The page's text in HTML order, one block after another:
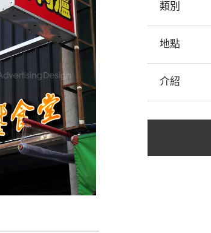
類別
地點
介紹